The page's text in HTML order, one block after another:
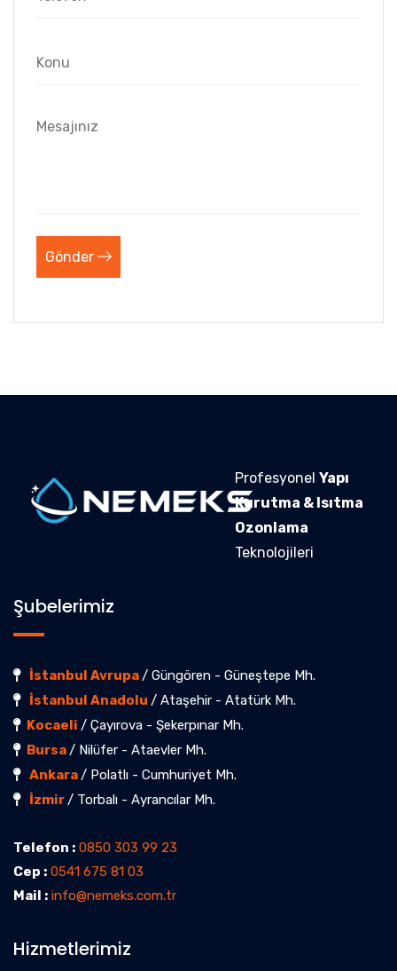
Gönder
Profesyonel Yapı
Kurutma & Isıtma
Ozonlama
Teknolojileri
Şubelerimiz
İstanbul Avrupa/ Güngören - Güneştepe Mh.
İstanbul Anadolu / Ataşehir - Atatürk Mh.
Kocaeli / Çayırova - Şekerpınar Mh.
Bursa/ Nilüfer - Ataevler Mh.
Ankara/ Polatlı - Cumhuriyet Mh.
İzmir/ Torbalı - Ayrancılar Mh.
Telefon : 0850 303 99 23
Cep : 0541 675 81 03
Mail : info@nemeks.com.tr
Hizmetlerimiz